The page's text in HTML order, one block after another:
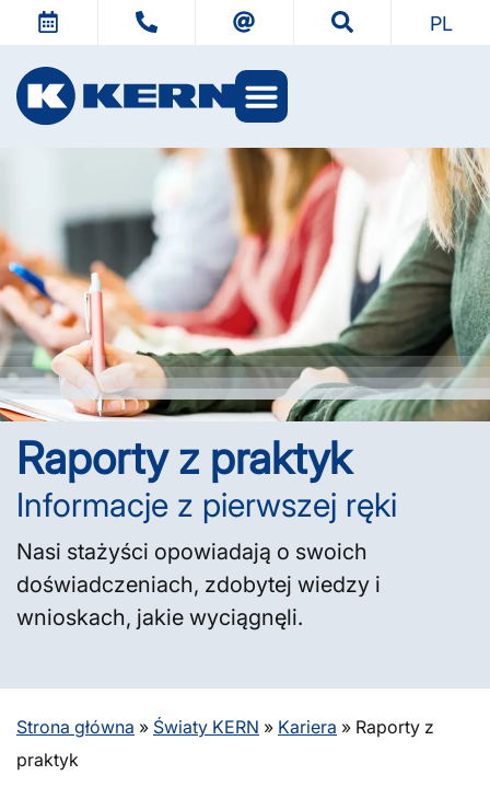
PL
Raporty z ­praktyk
Informacje z pierwszej ręki
Nasi stażyści opowiadają o swoich
doświadczeniach, zdobytej wiedzy i
wnioskach, jakie wyciągnęli.
Strona główna » Światy KERN » Kariera » Raporty z
praktyk